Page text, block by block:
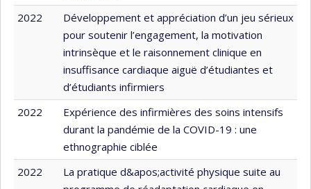
2022
Développement et appréciation d’un jeu sérieux
pour soutenir l’engagement, la motivation
intrinsèque et le raisonnement clinique en
insuffisance cardiaque aiguë d’étudiantes et
d’étudiants infirmiers
2022
Expérience des infirmières des soins intensifs
durant la pandémie de la COVID-19 : une
ethnographie ciblée
2022
La pratique d&apos;activité physique suite au